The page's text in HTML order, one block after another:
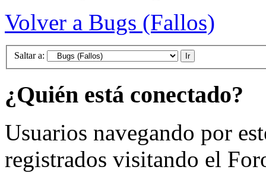
Volver a Bugs (Fallos)
Saltar a:
¿Quién está conectado?
Usuarios navegando por
registrados visitando el